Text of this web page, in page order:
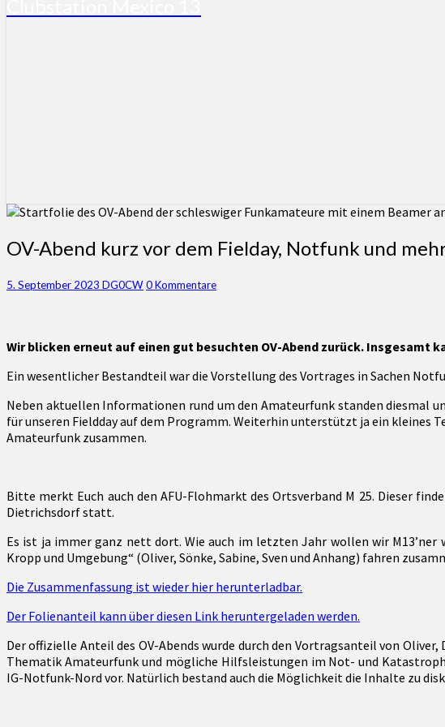
OV-
Abend
vor
Notfunk
mehr…
OV-Abend kurz vor dem Fielday, Notfunk und
5. September 2023 DG0CWKommentare
0 Kommentare
Wir blicken erneut auf einen gut besuchten OV-Abend zurück. Insgesamt
Ein wesentlicher Bestandteil war die Vorstellung des Vortrages in Sachen
Neben aktuellen Informationen rund um den Amateurfunk standen diesmal
für unseren Fieldday auf dem Programm. Weiterhin unterstützt ja ein kleines
Amateurfunk zusammen.
Bitte merkt Euch auch den AFU-Flohmarkt des Ortsverband M 25. Dieser
Dietrichsdorf statt.
Es ist ja immer ganz nett dort. Wie auch im letzten Jahr wollen wir
Kropp und Umgebung“ (Oliver, Sönke, Sabine, Sven und Anhang) fahren
Die Zusammenfassung ist wieder hier herunterladbar.
Der Folienanteil kann über diesen Link heruntergeladen werden.
Der offizielle Anteil des OV-Abends wurde durch den Vortragsanteil von
Thematik Amateurfunk und mögliche Hilfsleistungen im Not- und
IG-Notfunk-Nord vor. Natürlich bestand auch die Möglichkeit die Inhalte zu